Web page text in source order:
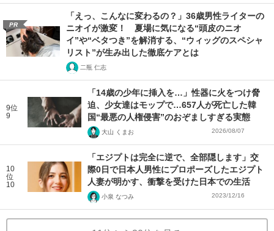
PR
「えっ、こんなに変わるの？」36歳男性ライターの
ニオイが激変！ 夏場に気になる“頭皮のニオ
イ”や“ベタつき”を解消する、“ウィッグのスペシャ
リスト”が生み出した徹底ケアとは
二瓶 仁志
9位
9
「14歳の少年に挿入を…」性器に火をつけ脅
迫、少女達はモップで…657人が死亡した韓
国“最悪の人権侵害”のおぞましすぎる実態
大山 くまお 2026/08/07
10
位
10
「エジプトは完全に逆で、全部隠します」交
際0日で日本人男性にプロポーズしたエジプト
人妻が明かす、衝撃を受けた日本での生活
小泉 なつみ 2023/12/16